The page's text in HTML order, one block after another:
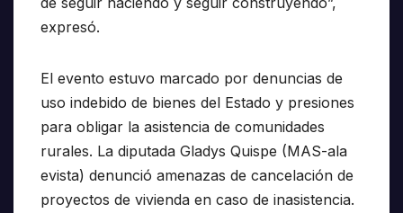
expresó.
El evento estuvo marcado por denuncias de
uso indebido de bienes del Estado y presiones
para obligar la asistencia de comunidades
rurales. La diputada Gladys Quispe (MAS-ala
evista) denunció amenazas de cancelación de
proyectos de vivienda en caso de inasistencia.